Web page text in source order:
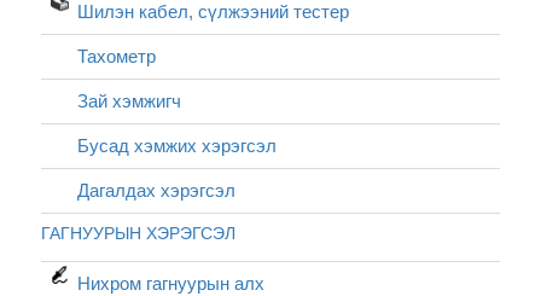
Шилэн кабел, cүлжээний тестер
Тахометр
Зай хэмжигч
Бусад хэмжих хэрэгсэл
Дагалдах хэрэгсэл
ГАГНУУРЫН ХЭРЭГСЭЛ
Нихром гагнуурын алх